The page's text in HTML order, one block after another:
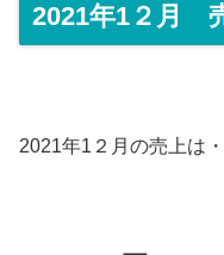
2021年1２月
2021年1２月の売上は・